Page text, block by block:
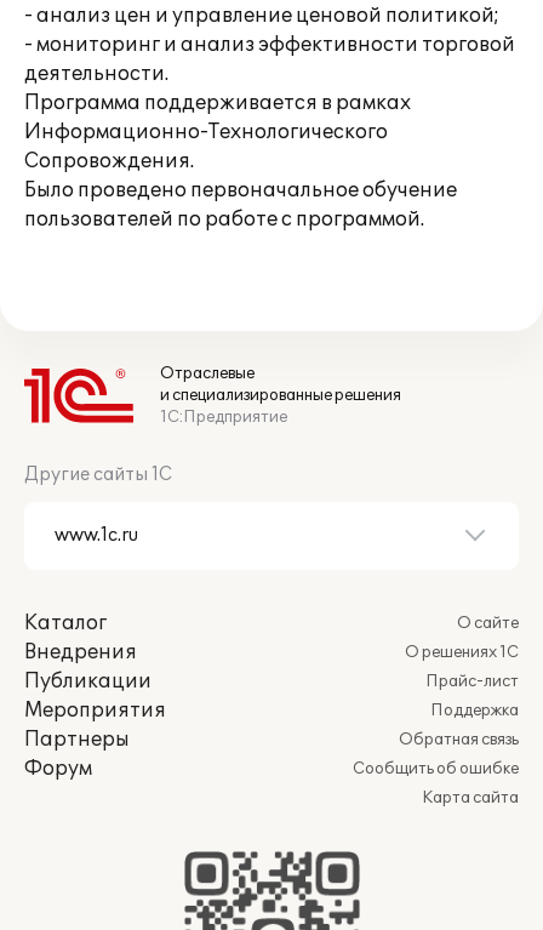
- анализ цен и управление ценовой политикой;
- мониторинг и анализ эффективности торговой
деятельности.
Программа поддерживается в рамках
Информационно-Технологического
Сопровождения.
Было проведено первоначальное обучение
пользователей по работе с программой.
Отраслевые
и специализированные решения
1С:Предприятие
Другие сайты 1С
Каталог
Внедрения
Публикации
Мероприятия
Партнеры
Форум
О сайте
О решениях 1С
Прайс-лист
Поддержка
Обратная связь
Сообщить об ошибке
Карта сайта